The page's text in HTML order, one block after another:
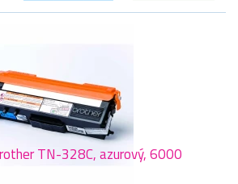
TN-328C, azurový, 6000